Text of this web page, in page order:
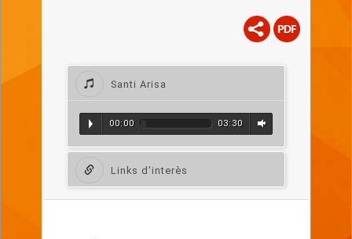
Santi Arisa
00:00 03:30
Links d'interès